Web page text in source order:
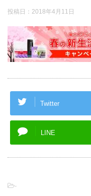
投稿日： 2018年4月11日
Twitter
LINE
-